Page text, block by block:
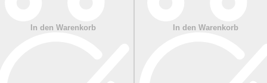
In den Warenkorb In den Warenkorb